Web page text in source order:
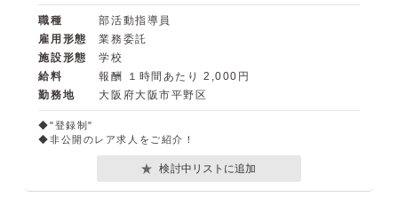
職種
部活動指導員
雇用形態
業務委託
施設形態
学校
給料
報酬 １時間あたり 2,000円
勤務地
大阪府大阪市平野区
◆"登録制"
◆非公開のレア求人をご紹介！
検討中リストに追加